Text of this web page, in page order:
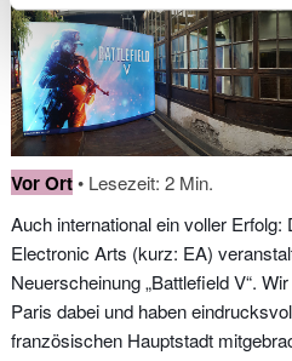
Vor Ort• Lesezeit: 2 Min.
Auch international ein voller Erfolg:
Electronic Arts (kurz: EA)
Neuerscheinung „Battlefield V“.
Paris dabei und haben
französischen Hauptstadt